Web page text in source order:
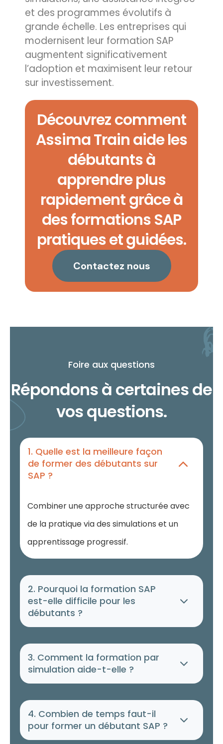
et des programmes évolutifs à
grande échelle. Les entreprises qui
modernisent leur formation SAP
augmentent significativement
l’adoption et maximisent leur retour
sur investissement.
Découvrez comment
Assima Train aide les
débutants à
apprendre plus
rapidement grâce à
des formations SAP
pratiques et guidées.
Contactez nous
Foire aux questions
Répondons à certaines de
vos questions.
1. Quelle est la meilleure façon
de former des débutants sur
SAP ?
Combiner une approche structurée avec
de la pratique via des simulations et un
apprentissage progressif.
2. Pourquoi la formation SAP
est-elle difficile pour les
débutants ?
3. Comment la formation par
simulation aide-t-elle ?
4. Combien de temps faut-il
pour former un débutant SAP ?